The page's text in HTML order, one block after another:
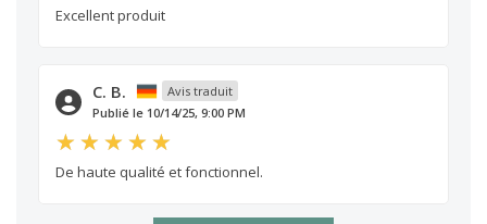
Excellent produit
C. B.
Avis traduit
Publié le 10/14/25, 9:00 PM
De haute qualité et fonctionnel.